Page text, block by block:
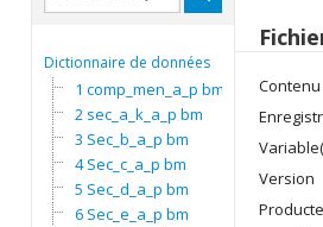
Dictionnaire de données
1 comp_men_a_p bm
2 sec_a_k_a_p bm
3 Sec_b_a_p bm
4 Sec_c_a_p bm
5 Sec_d_a_p bm
6 Sec_e_a_p bm
Contenu
Version